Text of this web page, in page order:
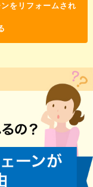
をリフォームされ